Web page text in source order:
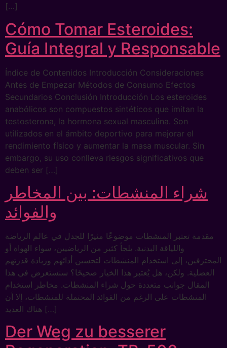
[…]
Cómo Tomar Esteroides:
Guía Integral y Responsable
Índice de Contenidos Introducción Consideraciones
Antes de Empezar Métodos de Consumo Efectos
Secundarios Conclusión Introducción Los esteroides
anabólicos son compuestos sintéticos que imitan la
testosterona, la hormona sexual masculina. Son
utilizados en el ámbito deportivo para mejorar el
rendimiento físico y aumentar la masa muscular. Sin
embargo, su uso conlleva riesgos significativos que
deben ser […]
شراء المنشطات: بين المخاطر
والفوائد
مقدمة تعتبر المنشطات موضوعًا مثيرًا للجدل في عالم الرياضة
واللياقة البدنية. يلجأ كثير من الرياضيين، سواء الهواة أو
المحترفين، إلى استخدام المنشطات لتحسين أدائهم وزيادة قدرتهم
العضلية. ولكن، هل يُعتبر هذا الخيار صحيحًا؟ سنستعرض في هذا
المقال جوانب متعددة حول شراء المنشطات. مخاطر استخدام
المنشطات على الرغم من الفوائد المحتملة للمنشطات، إلا أن
هناك العديد […]
Der Weg zu besserer